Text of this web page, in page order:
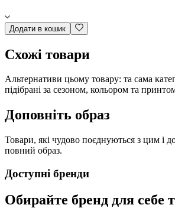
Додати в кошик
Схожі товари
Альтернативи цьому товару: та сама
підібрані за сезоном, кольором та
Доповніть образ
Товари, які чудово поєднуються з цим і
повний образ.
Доступні бренди
Обирайте бренд для себе